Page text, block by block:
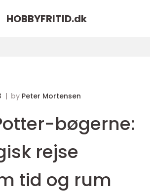
HOBBYFRITID.dk
by Peter Mortensen
bøgerne:
rejse
tid og rum